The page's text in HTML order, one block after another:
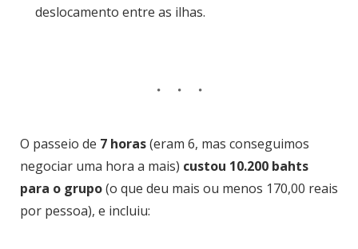
deslocamento entre as ilhas.
O passeio de 7 horas(eram 6, mas conseguimos
negociar uma hora a mais) custou 10.200 bahts
para o grupo(o que deu mais ou menos 170,00 reais
por pessoa), e incluiu: